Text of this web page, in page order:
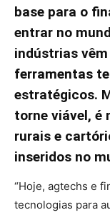
base para o
entrar no
indústrias
ferramentas
estratégicos.
torne viável, é
rurais e
inseridos no
“Hoje, agtechs e
tecnologias para